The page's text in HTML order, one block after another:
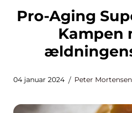
Pro-Aging Super Serum:
Kampen
04 januar 2024 Peter Mortensen